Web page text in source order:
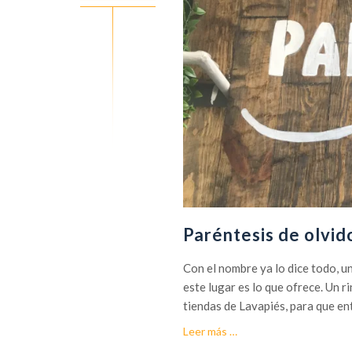
Paréntesis de
Con el nombre ya lo dice todo, un
este lugar es lo que ofrece. Un
tiendas de Lavapiés, para que
Leer más …